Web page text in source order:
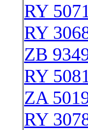
RY
RY
ZB
RY
ZA
RY